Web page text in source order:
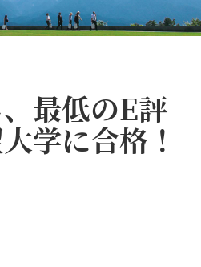
最低のE評
学に合格！